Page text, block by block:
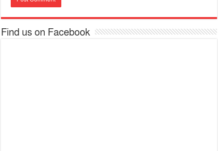
Find us on Facebook